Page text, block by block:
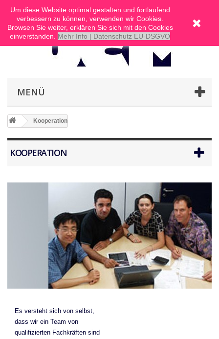
Um diese Website optimal gestalten und fortlaufend
verbessern zu können, verwenden wir Cookies.
Browsen Sie weiter, erklären Sie sich mit den Cookies
einverstanden. Mehr Info | Datenschutz EU-DSGVO
MENÜ
Kooperation
KOOPERATION
Es versteht sich von selbst,
dass wir ein Team von
qualifizierten Fachkräften sind